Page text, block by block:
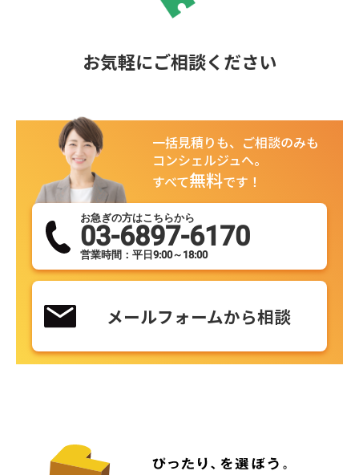
お気軽にご相談ください
一括見積りも、ご相談のみも
コンシェルジュへ。
すべて無料です！
お急ぎの方はこちらから
03-6897-6170
営業時間：平日9:00～18:00
メールフォームから相談